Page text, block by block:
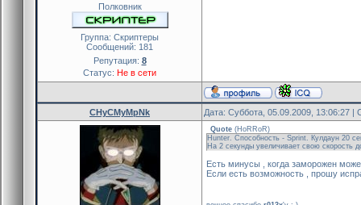
Полковник
Группа: Скриптеры
Сообщений: 181
Репутация: 8
Статус: Не в сети
CHyCMyMpNk Дата: Суббота, 05.09.2009, 13:06:27
Quote (HoRRoR)
Hunter. Способность - Sprint. Кулдаун 20
На 2 секунды увеличивает свою скорость
Есть минусы , когда заморожен
Если есть возможность , прошу